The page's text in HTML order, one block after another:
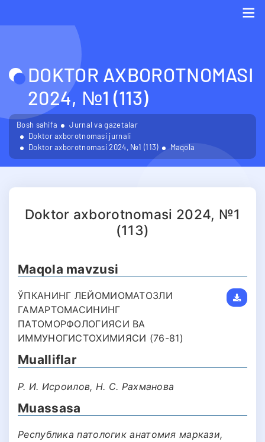
DOKTOR AXBOROTNOMASI
2024, №1 (113)
Bosh sahifa
Jurnal va gazetalar
Doktor axborotnomasi jurnali
Doktor axborotnomasi 2024, №1 (113)
Maqola
Doktor axborotnomasi 2024, №1
(113)
Maqola mavzusi
ЎПКАНИНГ ЛЕЙОМИОМАТОЗЛИ
ГАМАРТОМАСИНИНГ
ПАТОМОРФОЛОГИЯСИ ВА
ИММУНОГИСТОХИМИЯСИ (76-81)
Mualliflar
Р. И. Исроилов, Н. С. Рахманова
Muassasa
Республика патологик анатомия маркази,